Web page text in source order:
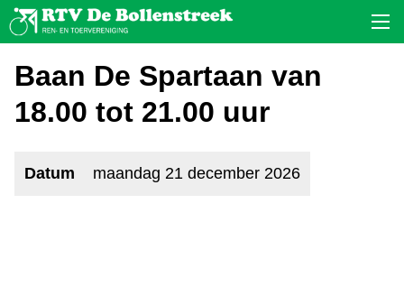
Baan De Spartaan van
18.00 tot 21.00 uur
Datum maandag 21 december 2026